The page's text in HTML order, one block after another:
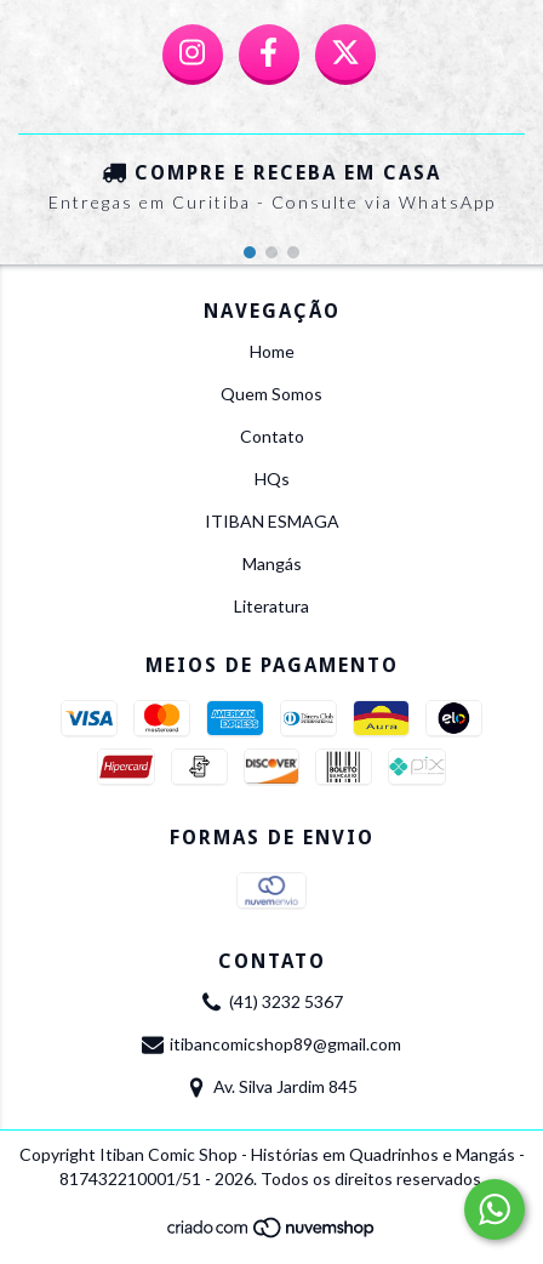
COMPRE E RECEBA EM CASA
Entregas em Curitiba - Consulte via WhatsApp
NAVEGAÇÃO
Home
Quem Somos
Contato
HQs
ITIBAN ESMAGA
Mangás
Literatura
MEIOS DE PAGAMENTO
FORMAS DE ENVIO
CONTATO
(41) 3232 5367
itibancomicshop89@gmail.com
Av. Silva Jardim 845
Copyright Itiban Comic Shop - Histórias em Quadrinhos e Mangás -
817432210001/51 - 2026. Todos os direitos reservados.